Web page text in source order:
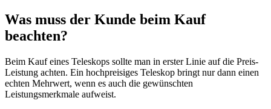
Was muss der Kunde beim Kauf
beachten?
Beim Kauf eines Teleskops sollte man in erster Linie auf die Preis-
Leistung achten. Ein hochpreisiges Teleskop bringt nur dann einen
echten Mehrwert, wenn es auch die gewünschten
Leistungsmerkmale aufweist.